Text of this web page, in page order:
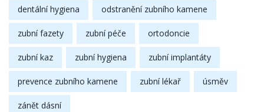
dentální hygiena odstranění zubního kamene
zubní fazety zubní péče ortodoncie
zubní kaz zubní hygiena zubní implantáty
prevence zubního kamene zubní lékař úsměv
zánět dásní